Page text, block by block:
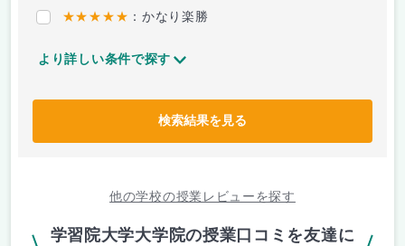
★★★★★ ：かなり楽勝
より詳しい条件で探す
検索結果を見る
他の学校の授業レビューを探す
学習院大学大学院の授業口コミを友達に